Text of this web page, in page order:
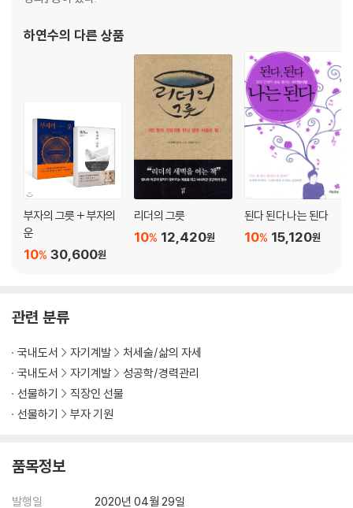
‘당신이 없으면 곤란하다’는 말을 듣는 사람이 되세요
빠른 일처리를 하면서 실수가 없을 때 ‘프로’라 합니다
꾸중을 들었던 경험에 재능에 대한 힌트가 숨어 있습니다
창피한 경험이야말로 성장의 원동력입니다
좋은 일과 나쁜 일은 꼭 함께 옵니다
100퍼센트 내 책임이라 여길 때 답이 보입니다
너무 신중한 것보다 바로 행동으로 옮기는 편이 낫습니다
지나간 과거도 바꿀 수 있습니다
뭔가를 배우려는 자세가 있으면 금방 성공합니다
5강. 관계
“바른 몸가짐, 웃는 얼굴, 애정 어린 말, 이 세 개면 충분합니다”
상대를 변화시킬 수 없음을 깨닫는 것이 결혼 생활입니다
싫은 사람과 만날 시간에 자기가 행복해지는 일을 하세요
누구를 만나든 ‘호감’만은 받아내세요
주위에 좋은 일이 생기면 꼭 다가가서 축하해주세요
400번은 반복해서 말할 수 있어야 가르칠 자격이 있습니다
자신의 인생은 다른 사람이 평가하는 겁니다
신은 여러분을 한 번뿐인 파티에 초대하였습니다
상대의 약점을 감싸줄 때 인간의 가치가 빛납니다
하연수의 다른 상품
부자의 그릇 + 부자의
운
30,600원
10%
리더의 그릇
12,420원
10%
된다 된다 나는 된다
15,120원
10%
관련 분류
국내도서 자기계발
처세술/삶의 자세
국내도서
자기계발
성공학/경력관리
선물하기
직장인 선물
선물하기
부자 기원
품목정보
발행일
2020년 04월 29일